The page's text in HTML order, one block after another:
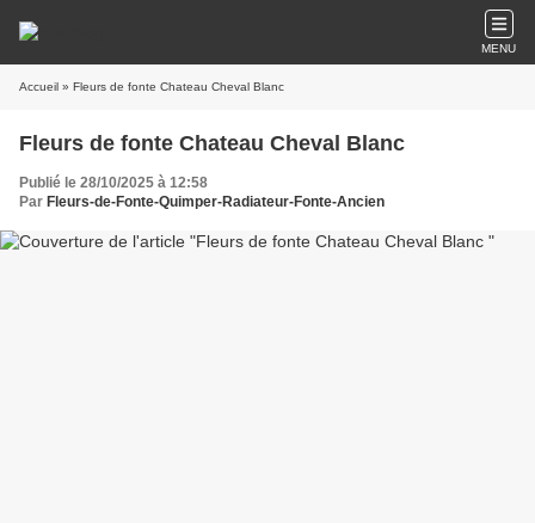
MENU
Accueil » Fleurs de fonte Chateau Cheval Blanc
Fleurs de fonte Chateau Cheval Blanc
Publié le 28/10/2025 à 12:58
Par Fleurs-de-Fonte-Quimper-Radiateur-Fonte-Ancien